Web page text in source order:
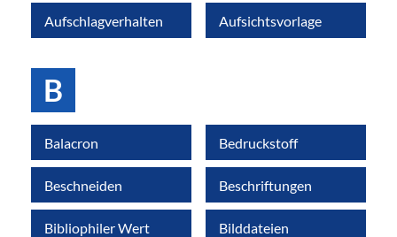
Aufschlagverhalten Aufsichtsvorlage
B
Balacron Bedruckstoff
Beschneiden Beschriftungen
Bibliophiler Wert Bilddateien